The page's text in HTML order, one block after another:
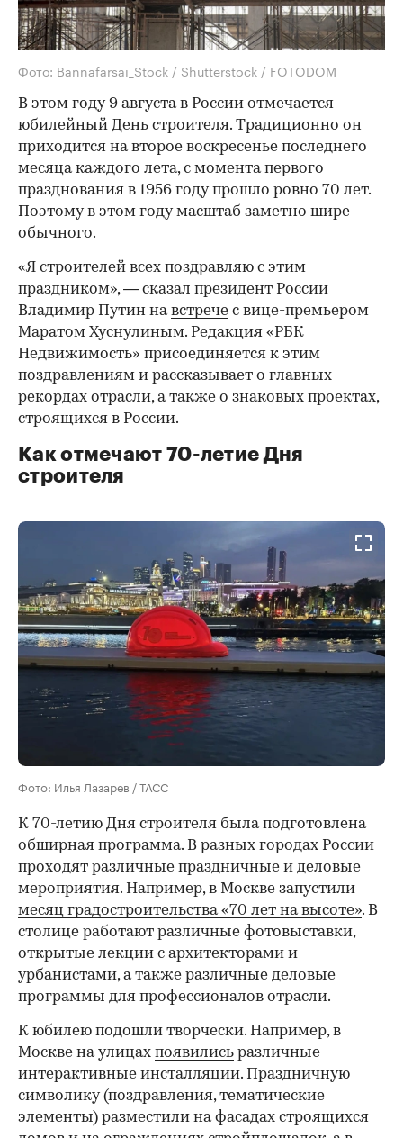
Фото: Bannafarsai_Stock / Shutterstock / FOTODOM
В этом году 9 августа в России отмечается
юбилейный День строителя. Традиционно он
приходится на второе воскресенье последнего
месяца каждого лета, с момента первого
празднования в 1956 году прошло ровно 70 лет.
Поэтому в этом году масштаб заметно шире
обычного.
«Я строителей всех поздравляю с этим
праздником», — сказал президент России
Владимир Путин навстрече с вице-премьером
Маратом Хуснулиным. Редакция «РБК
Недвижимость» присоединяется к этим
поздравлениям и рассказывает о главных
рекордах отрасли, а также о знаковых проектах,
строящихся в России.
Как отмечают 70-летие Дня
строителя
00:00 00:00
Фото: Илья Лазарев / ТАСС
К 70-летию Дня строителя была подготовлена
обширная программа. В разных городах России
проходят различные праздничные и деловые
мероприятия. Например, в Москве запустили
месяц градостроительства «70 лет на высоте». В
столице работают различные фотовыставки,
открытые лекции с архитекторами и
урбанистами, а также различные деловые
программы для профессионалов отрасли.
К юбилею подошли творчески. Например, в
Москве на улицах появились различные
интерактивные инсталляции. Праздничную
символику (поздравления, тематические
элементы) разместили на фасадах строящихся